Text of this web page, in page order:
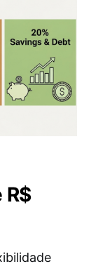
R$